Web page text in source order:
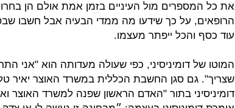
את כל המספרים מול העיניים בזמן אמת אולם הן
הרופאים, על כך שידעו מה ממדי הבעיה אבל חשבו
עוד כסף והכל ייפתר מעצמו.
המוטו של דומיניסיני, כפי שעולה מעדותה הוא "אני
שצריך". גם סגן החשבת הכללית במשרד האוצר יאיר
דומיניסיני בתור "האדם הראשון שפנה למשרד האוצר